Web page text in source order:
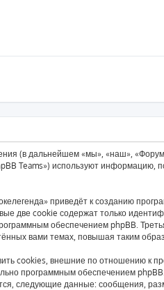
(в дальнейшем «мы», «наш»,
Teams») используют информацию,
приведёт к созданию
две cookie содержат только
обеспечением phpBB.
вами темах, повышая таким
cookies, внешние по отношению к
программным обеспечением
следующие данные: сообщения,